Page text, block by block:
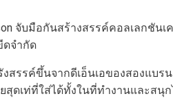
จับมือกันสร้างสรรค์คอลเลกชัน
ดจำกัด
สรรค์ขึ้นจากดีเอ็นเอของสองแบร
ยสุดเท่ที่ใส่ได้ทั้งในที่ทำงานและส